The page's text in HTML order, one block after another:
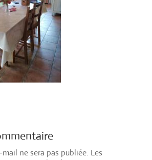
ne sera pas publiée. Les